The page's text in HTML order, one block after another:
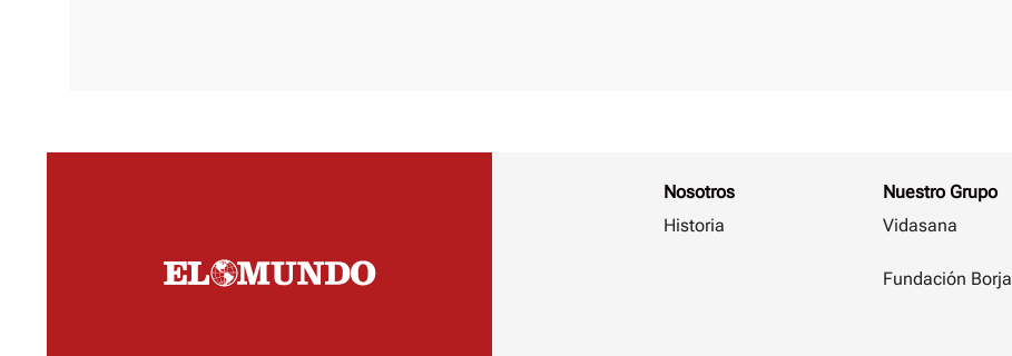
Nosotros
Historia
Nuestro Grupo
Vidasana
Fundación Borja